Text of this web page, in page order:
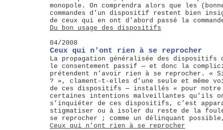
monopole. On comprendra alors que les
commandes d’un dispositif restent bien
de ceux qui en ont d’abord passé la
Du bon usage des dispositifs
04/2008
Ceux qui n'ont rien à se reprocher
La propagation généralisée des
le consentement passif — et donc la
prétendent n’avoir rien à se reprocher. «
? », clament-t-elles d’une seule et
de ces dispositifs — installés « pour
certaines intentions malveillantes qu’ils
s’inquiéter de ces dispositifs, c’est
stigmatiser ou à isoler du reste de la foule ;
se reprocher ; comme un délinquant
Ceux qui n’ont rien à se reprocher